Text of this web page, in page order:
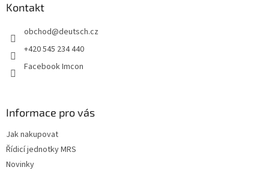
Kontakt
obchod@deutsch.cz
+420 545 234 440
Facebook Imcon
Informace pro vás
Jak nakupovat
Řídicí jednotky MRS
Novinky